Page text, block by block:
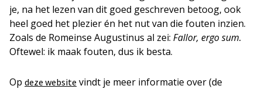
je, na het lezen van dit goed geschreven betoog, ook
heel goed het plezier én het nut van die fouten inzien.
Zoals de Romeinse Augustinus al zei: Fallor, ergo sum.
Oftewel: ik maak fouten, dus ik besta.
Op deze website vindt je meer informatie over (de